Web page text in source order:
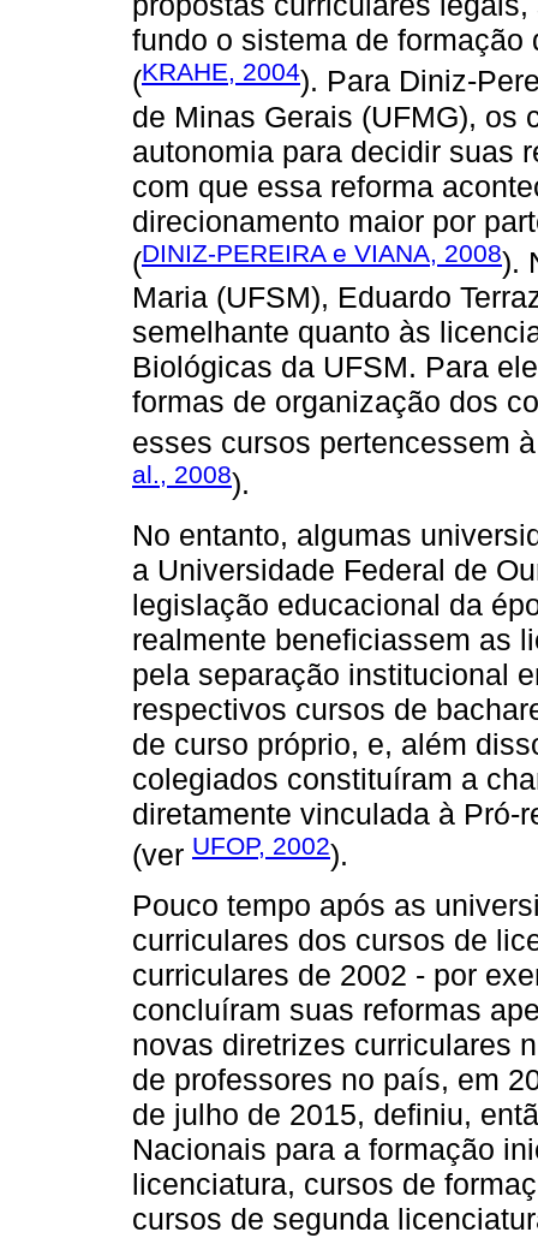
fundo o sistema de
(KRAHE, 2004). Para Diniz-
de Minas Gerais (UFMG), os
autonomia para decidir suas
com que essa reforma
direcionamento maior por
(DINIZ-PEREIRA e VIANA, 2008).
Maria (UFSM), Eduardo
semelhante quanto às
Biológicas da UFSM. Para
formas de organização dos
esses cursos pertencessem
al., 2008).
No entanto, algumas
a Universidade Federal de
legislação educacional da
realmente beneficiassem as
pela separação institucional
respectivos cursos de
de curso próprio, e, além
colegiados constituíram a
diretamente vinculada à Pró-
(ver UFOP, 2002).
Pouco tempo após as
curriculares dos cursos de
curriculares de 2002 - por
concluíram suas reformas
novas diretrizes curriculares
de professores no país, em
de julho de 2015, definiu,
Nacionais para a formação
licenciatura, cursos de
cursos de segunda